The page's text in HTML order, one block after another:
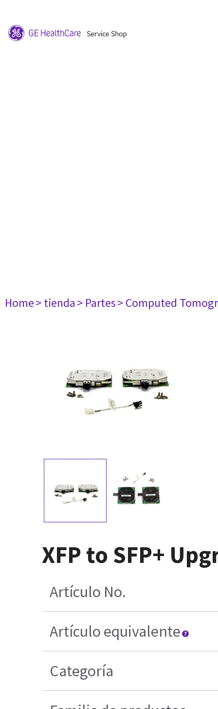
Home> tienda> Partes> Computed
XFP to SFP+
Artículo No.
Artículo equivalente
Categoría